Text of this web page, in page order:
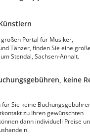
Portal für Musiker,
Tänzer, finden Sie eine
Stendal, Sachsen-Anhalt.
keine
Sie keine
zu Ihren gewünschten
dann individuell Preise